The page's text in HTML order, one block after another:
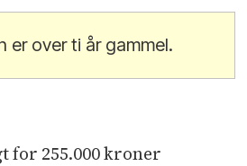
er over ti år gammel.
for 255.000 kroner